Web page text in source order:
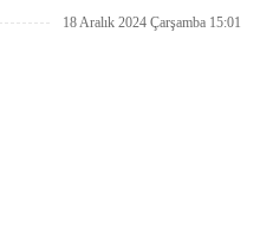
18 Aralık 2024 Çarşamba 15:01